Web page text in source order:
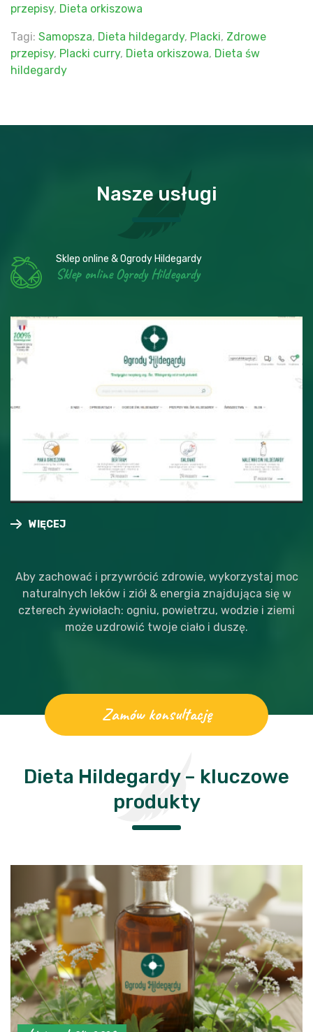
przepisy, Dieta orkiszowa
Tagi: Samopsza, Dieta hildegardy, Placki, Zdrowe
przepisy, Placki curry, Dieta orkiszowa, Dieta św
hildegardy
Nasze usługi
Sklep online & Ogrody Hildegardy
Sklep online Ogrody Hildegardy
Sklep online Ogrody Hildegardy
WIĘCEJ
WIĘCEJ
Aby zachować i przywrócić zdrowie, wykorzystaj moc
naturalnych leków i ziół & energia znajdująca się w
czterech żywiołach: ogniu, powietrzu, wodzie i ziemi
może uzdrowić twoje ciało i duszę.
Zamów konsultację
Dieta Hildegardy – kluczowe
produkty